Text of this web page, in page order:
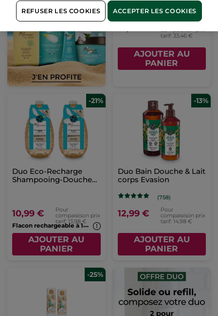
(3)
Pour
tarif: 33,46 €
AJOUTER AU
PANIER
-21%
Duo Eco-Recharge
Shampooing-Douche
10,99 €
Pour
comparaison prix
tarif: 13,98 €F
lacon rechargeable à 1€*(7b)
AJOUTER AU
PANIER
-13%
Duo Bain Douche & Lait
corps Evasion
(758)
12,99 €
Pour
comparaison prix
tarif: 14,98 €
AJOUTER AU
PANIER
-25%
REFUSER LES COOKIES ACCEPTER LES COOKIES